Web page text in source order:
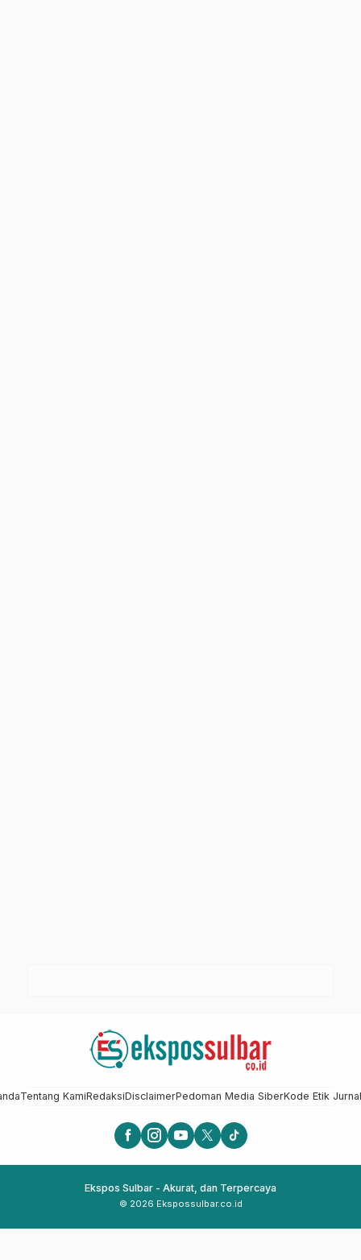
Tentang KamiRedaksiDisclaimerPedoman Media SiberKode Etik
Ekspos Sulbar - Akurat, dan Terpercaya
© 2026 Ekspossulbar.co.id